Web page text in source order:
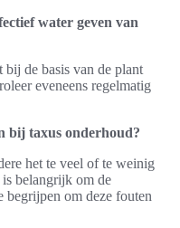
water geven van
bij de basis van de plant
eveneens regelmatig
bij taxus onderhoud?
het te veel of te weinig
is belangrijk om de
begrijpen om deze fouten